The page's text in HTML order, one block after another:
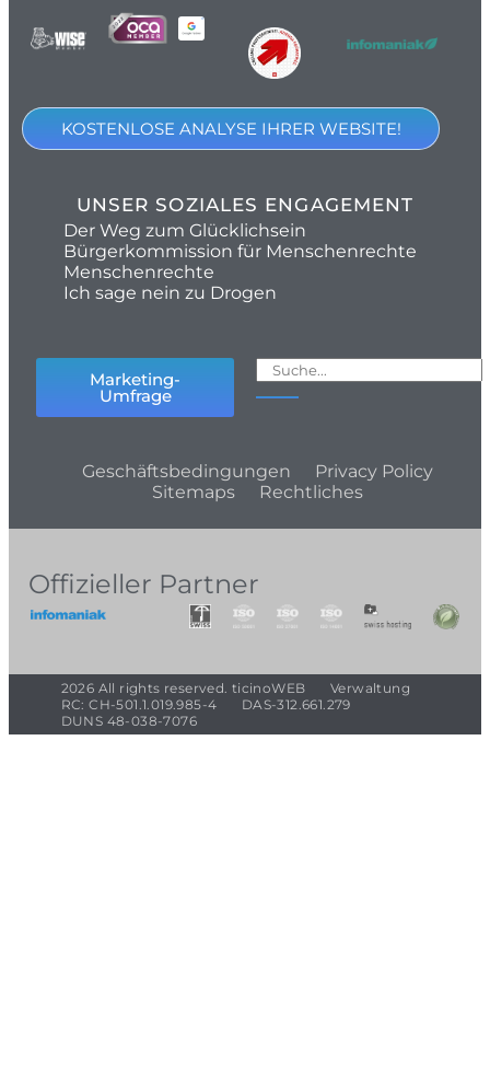
KOSTENLOSE ANALYSE IHRER WEBSITE!
UNSER SOZIALES ENGAGEMENT
Der Weg zum Glücklichsein
Bürgerkommission für Menschenrechte
Menschenrechte
Ich sage nein zu Drogen
Marketing-
Umfrage
Geschäftsbedingungen
Privacy Policy
Sitemaps
Rechtliches
Offizieller Partner
2026 All rights reserved. ticinoWEB
Verwaltung
RC: CH-501.1.019.985-4
DAS-312.661.279
DUNS 48-038-7076